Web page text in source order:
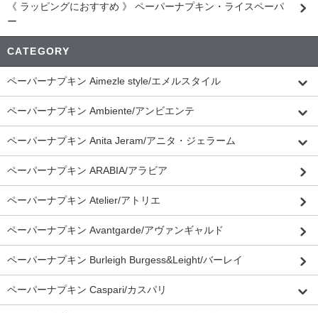
《 ラッピングにおすすめ 》 ペーパーナプキン・ライスペーパ
ー
CATEGORY
ペーパーナプキン Aimezle style/エメルスタイル
ペーパーナプキン Ambiente/アンビエンテ
ペーパーナプキン Anita Jeram/アニタ・ジェラーム
ペーパーナプキン ARABIA/アラビア
ペーパーナプキン Atelier/アトリエ
ペーパーナプキン Avantgarde/アヴァンギャルド
ペーパーナプキン Burleigh Burgess&Leight/バーレイ
ペーパーナプキン Caspari/カスパリ